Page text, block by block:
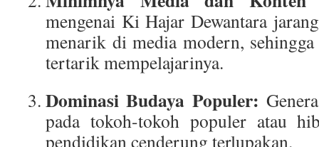
mengenai Ki Hajar Dewantara
menarik di media modern,
tertarik mempelajarinya.
Dominasi Budaya Populer:
pada tokoh-tokoh populer atau
pendidikan cenderung terlupakan.